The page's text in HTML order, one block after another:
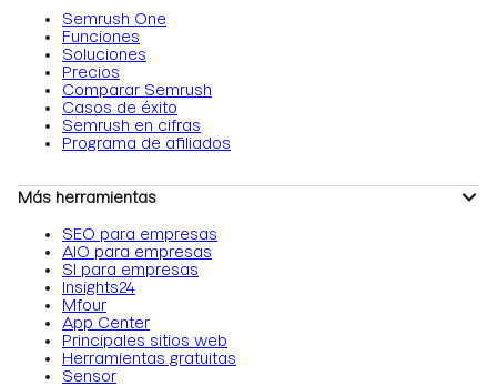
Semrush One
Funciones
Soluciones
Precios
Comparar Semrush
Casos de éxito
Semrush en cifras
Programa de afiliados
Más herramientas
SEO para empresas
AIO para empresas
SI para empresas
Insights24
Mfour
App Center
Principales sitios web
Herramientas gratuitas
Sensor